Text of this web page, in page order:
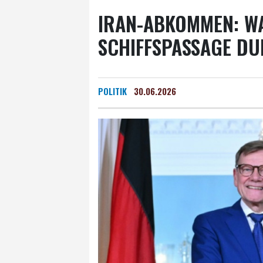
IRAN-ABKOMMEN:
SCHIFFSPASSAGE
POLITIK 30.06.2026